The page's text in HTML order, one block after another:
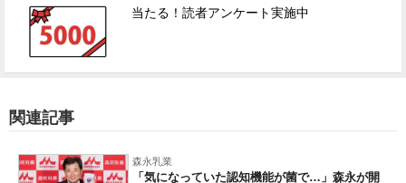
当たる！読者アンケート実施中
関連記事
森永乳業
「気になっていた認知機能が菌で…」森永が開